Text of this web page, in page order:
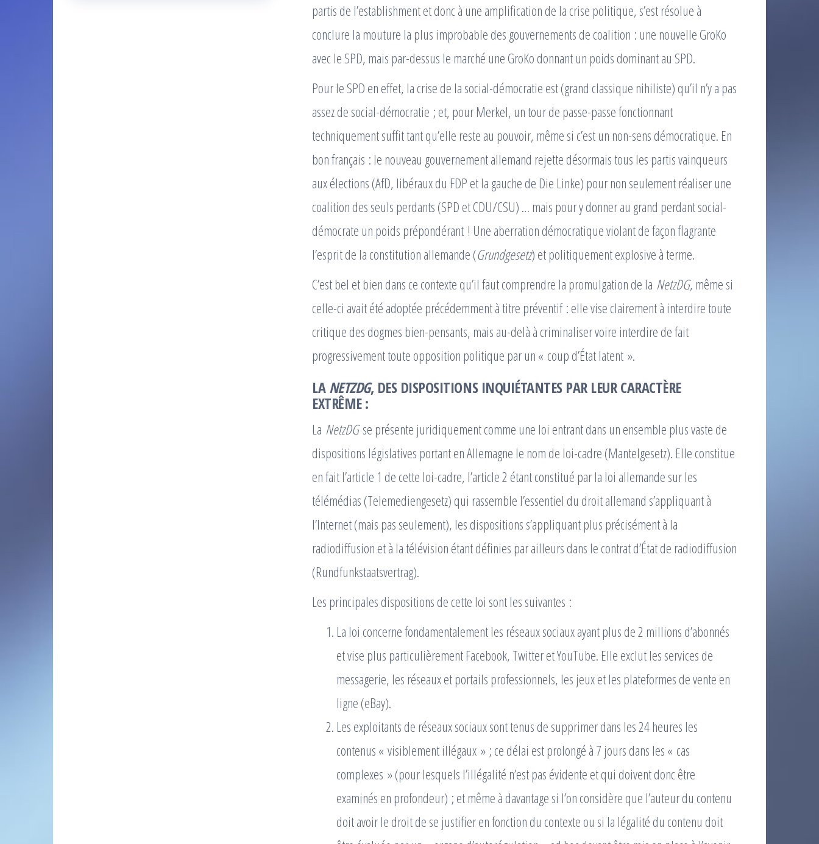
partis de l’establishment et donc à une amplification de la crise politique, s’est résolue à
conclure la mouture la plus improbable des gouvernements de coalition : une nouvelle GroKo
avec le SPD, mais par-dessus le marché une GroKo donnant un poids dominant au SPD.
Pour le SPD en effet, la crise de la social-démocratie est (grand classique nihiliste) qu’il n’y a pas
assez de social-démocratie ; et, pour Merkel, un tour de passe-passe fonctionnant
techniquement suffit tant qu’elle reste au pouvoir, même si c’est un non-sens démocratique. En
bon français : le nouveau gouvernement allemand rejette désormais tous les partis vainqueurs
aux élections (AfD, libéraux du FDP et la gauche de Die Linke) pour non seulement réaliser une
coalition des seuls perdants (SPD et CDU/CSU) … mais pour y donner au grand perdant social-
démocrate un poids prépondérant ! Une aberration démocratique violant de façon flagrante
l’esprit de la constitution allemande (Grundgesetz) et politiquement explosive à terme.
C’est bel et bien dans ce contexte qu’il faut comprendre la promulgation de la NetzDG, même si
celle-ci avait été adoptée précédemment à titre préventif : elle vise clairement à interdire toute
critique des dogmes bien-pensants, mais au-delà à criminaliser voire interdire de fait
progressivement toute opposition politique par un « coup d’État latent ».
LANETZDG, DES DISPOSITIONS INQUIÉTANTES PAR LEUR CARACTÈRE
EXTRÊME :
La NetzDGse présente juridiquement comme une loi entrant dans un ensemble plus vaste de
dispositions législatives portant en Allemagne le nom de loi-cadre (Mantelgesetz). Elle constitue
en fait l’article 1 de cette loi-cadre, l’article 2 étant constitué par la loi allemande sur les
télémédias (Telemediengesetz) qui rassemble l’essentiel du droit allemand s’appliquant à
l’Internet (mais pas seulement), les dispositions s’appliquant plus précisément à la
radiodiffusion et à la télévision étant définies par ailleurs dans le contrat d’État de radiodiffusion
(Rundfunkstaatsvertrag).
Les principales dispositions de cette loi sont les suivantes :
La loi concerne fondamentalement les réseaux sociaux ayant plus de 2 millions d’abonnés
et vise plus particulièrement Facebook, Twitter et YouTube. Elle exclut les services de
messagerie, les réseaux et portails professionnels, les jeux et les plateformes de vente en
ligne (eBay).
Les exploitants de réseaux sociaux sont tenus de supprimer dans les 24 heures les
contenus « visiblement illégaux » ; ce délai est prolongé à 7 jours dans les « cas
complexes » (pour lesquels l’illégalité n’est pas évidente et qui doivent donc être
examinés en profondeur) ; et même à davantage si l’on considère que l’auteur du contenu
doit avoir le droit de se justifier en fonction du contexte ou si la légalité du contenu doit